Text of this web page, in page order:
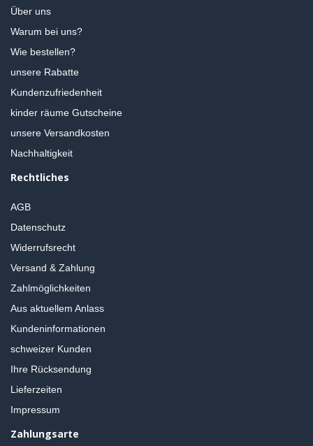
Über uns
Warum bei uns?
Wie bestellen?
unsere Rabatte
Kundenzufriedenheit
kinder räume Gutscheine
unsere Versandkosten
Nachhaltigkeit
Rechtliches
AGB
Datenschutz
Widerrufsrecht
Versand & Zahlung
Zahlmöglichkeiten
Aus aktuellem Anlass
Kundeninformationen
schweizer Kunden
Ihre Rücksendung
Lieferzeiten
Impressum
Zahlungsarte